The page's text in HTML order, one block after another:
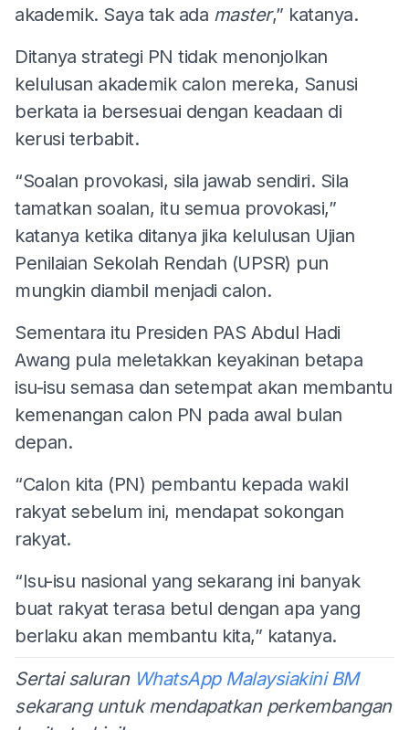
akademik. Saya tak ada master,” katanya.
Ditanya strategi PN tidak menonjolkan
kelulusan akademik calon mereka, Sanusi
berkata ia bersesuai dengan keadaan di
kerusi terbabit.
“Soalan provokasi, sila jawab sendiri. Sila
tamatkan soalan, itu semua provokasi,”
katanya ketika ditanya jika kelulusan Ujian
Penilaian Sekolah Rendah (UPSR) pun
mungkin diambil menjadi calon.
Sementara itu Presiden PAS Abdul Hadi
Awang pula meletakkan keyakinan betapa
isu-isu semasa dan setempat akan membantu
kemenangan calon PN pada awal bulan
depan.
“Calon kita (PN) pembantu kepada wakil
rakyat sebelum ini, mendapat sokongan
rakyat.
“Isu-isu nasional yang sekarang ini banyak
buat rakyat terasa betul dengan apa yang
berlaku akan membantu kita,” katanya.
Sertai saluran WhatsApp Malaysiakini BM
sekarang untuk mendapatkan perkembangan